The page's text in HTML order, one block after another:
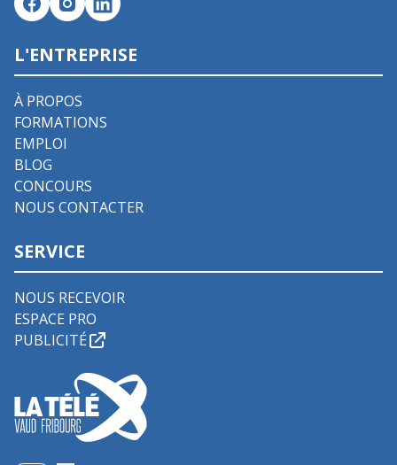
L'ENTREPRISE
À PROPOS
FORMATIONS
EMPLOI
BLOG
CONCOURS
NOUS CONTACTER
SERVICE
NOUS RECEVOIR
ESPACE PRO
PUBLICITÉ